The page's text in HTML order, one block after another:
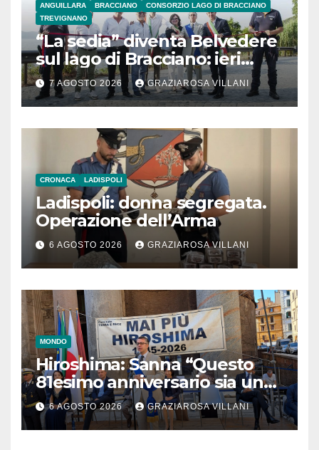
ANGUILLARA BRACCIANO
CONSORZIO LAGO DI BRACCIANO
TREVIGNANO
“La sedia” diventa Belvedere
sul lago di Bracciano: ieri
l’inaugurazione
7 AGOSTO 2026 GRAZIAROSA VILLANI
CRONACA LADISPOLI
Ladispoli: donna segregata.
Operazione dell’Arma
6 AGOSTO 2026 GRAZIAROSA VILLANI
MONDO
Hiroshima: Sanna “Questo
81esimo anniversario sia un
monito per tutti”
6 AGOSTO 2026 GRAZIAROSA VILLANI